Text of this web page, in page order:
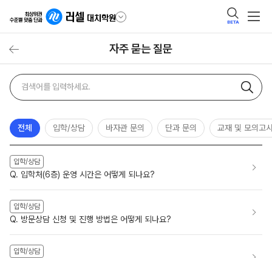
BETA
자주 묻는 질문
자주
묻는
검색
검색어
전체 입학/상담 바자관 문의 단과 문의 교재 및 모의고
입학/상담
Q. 입학처(6층) 운영 시간은 어떻게 되나요?
입학/상담
Q. 방문상담 신청 및 진행 방법은 어떻게 되나요?
입학/상담